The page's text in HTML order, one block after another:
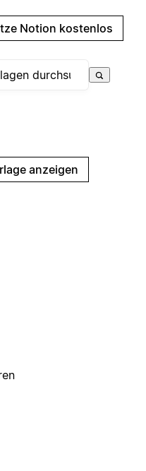
Notion kostenlos
anzeigen